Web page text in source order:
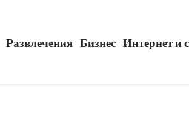
Развлечения Бизнес Интернет и